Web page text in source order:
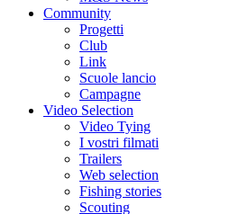
Community
Progetti
Club
Link
Scuole lancio
Campagne
Video Selection
Video Tying
I vostri filmati
Trailers
Web selection
Fishing stories
Scouting